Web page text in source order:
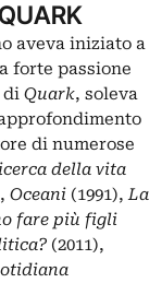
aveva iniziato a
forte passione
di Quark, soleva
di numerose
della vita
Oceani (1991),La
fare più figli
(2011),